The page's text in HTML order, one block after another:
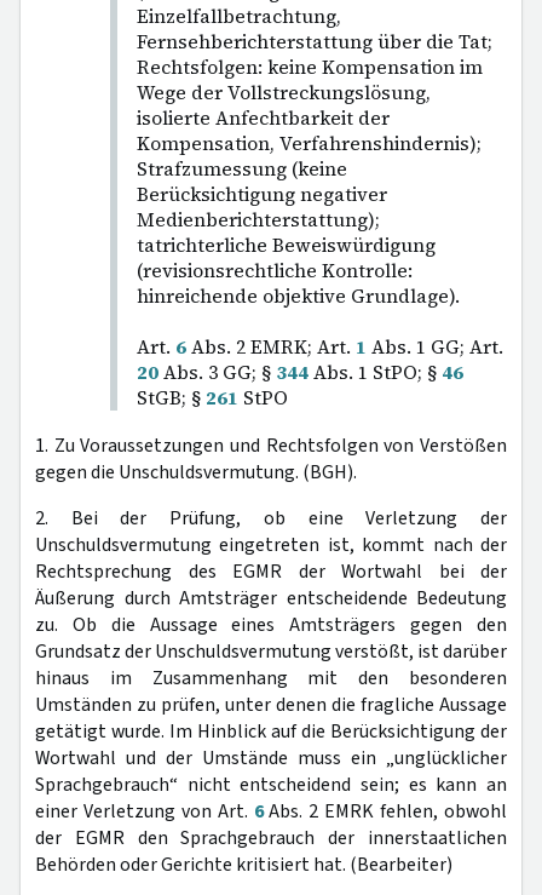
Einzelfallbetrachtung,
Fernsehberichterstattung über die Tat;
Rechtsfolgen: keine Kompensation im
Wege der Vollstreckungslösung,
isolierte Anfechtbarkeit der
Kompensation, Verfahrenshindernis);
Strafzumessung (keine
Berücksichtigung negativer
Medienberichterstattung);
tatrichterliche Beweiswürdigung
(revisionsrechtliche Kontrolle:
hinreichende objektive Grundlage).
Art. 6Abs. 2 EMRK; Art. 1 Abs. 1 GG; Art.
20Abs. 3 GG; § 344Abs. 1 StPO; § 46
StGB; § 261 StPO
1. Zu Voraussetzungen und Rechtsfolgen von Verstößen
gegen die Unschuldsvermutung. (BGH).
2. Bei der Prüfung, ob eine Verletzung der
Unschuldsvermutung eingetreten ist, kommt nach der
Rechtsprechung des EGMR der Wortwahl bei der
Äußerung durch Amtsträger entscheidende Bedeutung
zu. Ob die Aussage eines Amtsträgers gegen den
Grundsatz der Unschuldsvermutung verstößt, ist darüber
hinaus im Zusammenhang mit den besonderen
Umständen zu prüfen, unter denen die fragliche Aussage
getätigt wurde. Im Hinblick auf die Berücksichtigung der
Wortwahl und der Umstände muss ein „unglücklicher
Sprachgebrauch“ nicht entscheidend sein; es kann an
einer Verletzung von Art. 6Abs. 2 EMRK fehlen, obwohl
der EGMR den Sprachgebrauch der innerstaatlichen
Behörden oder Gerichte kritisiert hat. (Bearbeiter)